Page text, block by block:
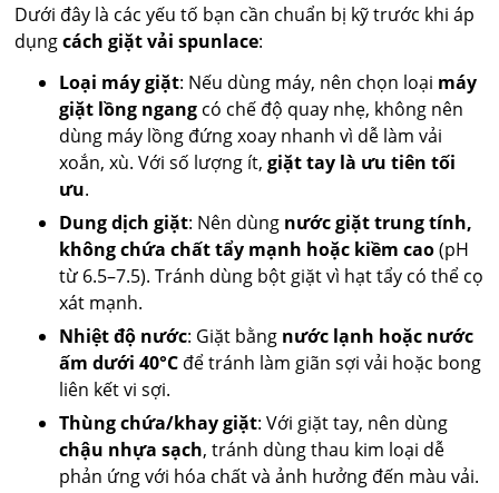
Dưới đây là các yếu tố bạn cần chuẩn bị kỹ trước khi áp
dụngcách giặt vải spunlace:
Loại máy giặt: Nếu dùng máy, nên chọn loại máy
giặt lồng ngang có chế độ quay nhẹ, không nên
dùng máy lồng đứng xoay nhanh vì dễ làm vải
xoắn, xù. Với số lượng ít,giặt tay là ưu tiên tối
ưu.
Dung dịch giặt: Nên dùng nước giặt trung tính,
không chứa chất tẩy mạnh hoặc kiềm cao(pH
từ 6.5–7.5). Tránh dùng bột giặt vì hạt tẩy có thể cọ
xát mạnh.
Nhiệt độ nước: Giặt bằng nước lạnh hoặc nước
ấm dưới 40°C để tránh làm giãn sợi vải hoặc bong
liên kết vi sợi.
Thùng chứa/khay giặt: Với giặt tay, nên dùng
chậu nhựa sạch, tránh dùng thau kim loại dễ
phản ứng với hóa chất và ảnh hưởng đến màu vải.